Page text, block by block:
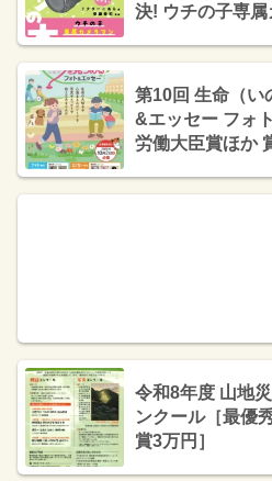
決! ウチの子専
ーこあら・エム
ン）
第10回 生命（い
&エッセー フォ
労働大臣賞ほか
令和8年度 山地
ンクール［最優
賞3万円］